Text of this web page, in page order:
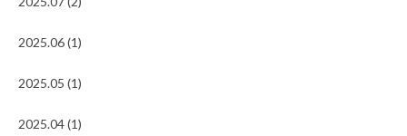
2025.06 (1)
2025.05 (1)
2025.04 (1)